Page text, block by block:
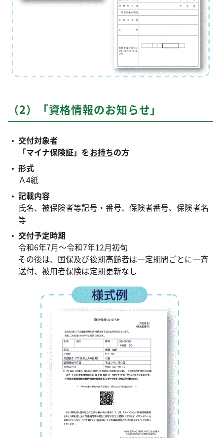
（2）「資格情報のお知らせ」
交付対象者
「マイナ保険証」をお持ちの方
形式
Ａ4紙
記載内容
氏名、被保険者等記号・番号、保険者番号、保険者名
等
交付予定時期
令和6年7月～令和7年12月初旬
その後は、国保及び後期高齢者は一定期間ごとに一斉
送付、被用者保険は定期更新なし